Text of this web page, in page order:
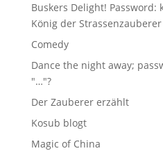
Buskers Delight!
König der
Comedy
Dance the night away;
"…"?
Der Zauberer erzählt
Kosub blogt
Magic of China